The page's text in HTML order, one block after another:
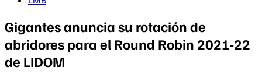
Gigantes anuncia su rotación de
abridores para el Round Robin 2021-22
de LIDOM